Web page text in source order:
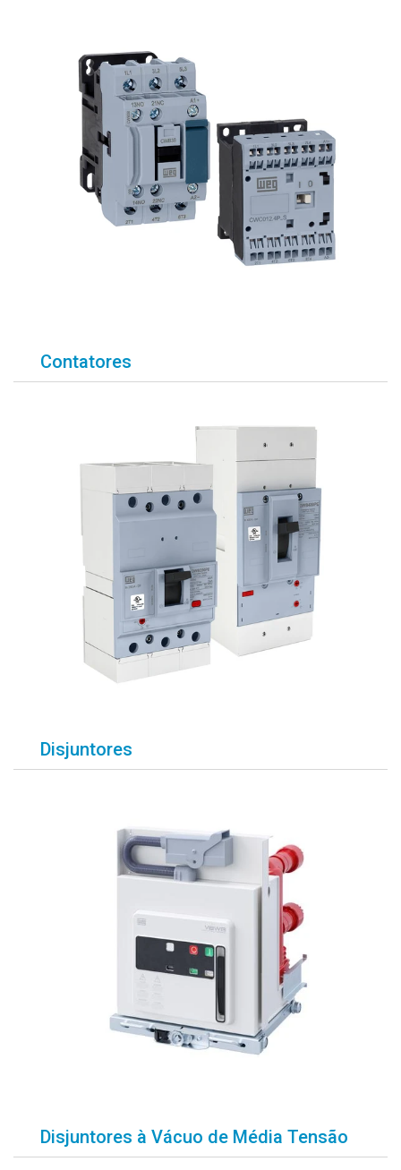
Contatores
Disjuntores
Disjuntores à Vácuo de Média Tensão